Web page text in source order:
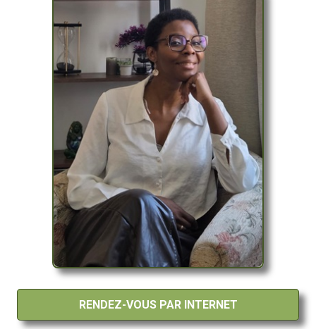
RENDEZ-VOUS PAR INTERNET